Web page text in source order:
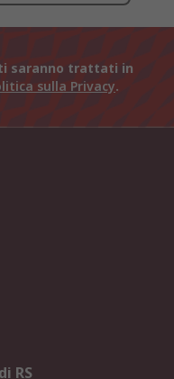
saranno trattati in
sulla Privacy.
RS